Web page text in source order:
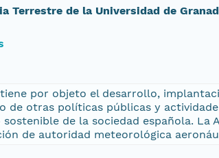
Terrestre de la Universidad de
por objeto el desarrollo,
de otras políticas públicas y
de la sociedad española.
de autoridad meteorológica